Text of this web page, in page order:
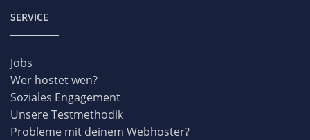
SERVICE
Jobs
Wer hostet wen?
Soziales Engagement
Unsere Testmethodik
Probleme mit deinem Webhoster?